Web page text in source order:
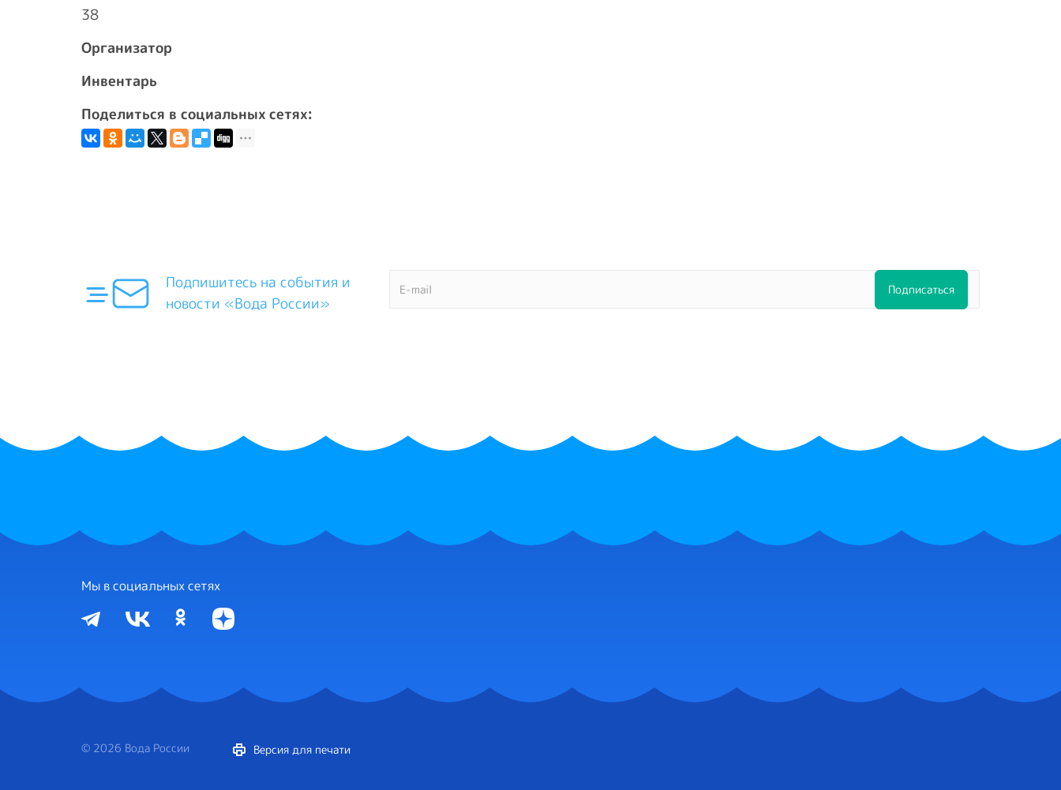
38
Организатор
Инвентарь
Поделиться в социальных сетях:
Подпишитесь на события и
новости «Вода России»
Мы в социальных сетях
© 2026 Вода России Версия для печати